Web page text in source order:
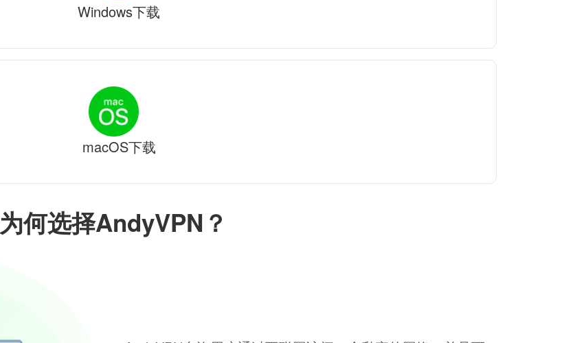
为何选择AndyVPN？
Windows下载
macOS下载